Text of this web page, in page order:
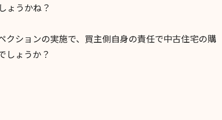
ょうかね？
クションの実施で、買主側自身の責任で中古住宅の購
しょうか？